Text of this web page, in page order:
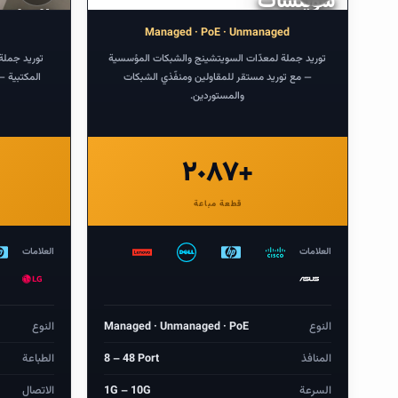
Managed · PoE · Unmanaged
توريد جملة لمعدّات السويتشينج والشبكات المؤسسية
— مع توريد مستقر للمقاولين ومنفّذي الشبكات
والمستوردين.
٢٠٨٧+
قطعة مباعة
العلامات
النوع
Managed · Unmanaged · PoE
المنافذ
8 – 48 Port
السرعة
1G – 10G
توريد
المكتبية
العلامات
النوع
الطباعة
الاتصال